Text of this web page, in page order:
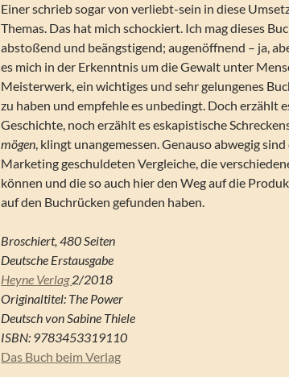
Einer schrieb sogar von verliebt-sein in diese
Themas. Das hat mich schockiert. Ich mag dieses
abstoßend und beängstigend; augenöffnend – ja,
es mich in der Erkenntnis um die Gewalt unter
Meisterwerk, ein wichtiges und sehr gelungenes
zu haben und empfehle es unbedingt. Doch erzählt
Geschichte, noch erzählt es eskapistische
mögen, klingt unangemessen. Genauso abwegig
Marketing geschuldeten Vergleiche, die
können und die so auch hier den Weg auf die
auf den Buchrücken gefunden haben.
Broschiert, 480 Seiten
Deutsche Erstausgabe
Heyne Verlag2/2018
Originaltitel: The Power
Deutsch von Sabine Thiele
ISBN: 9783453319110
Das Buch beim Verlag